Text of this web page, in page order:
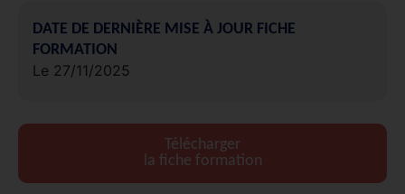
DATE DE DERNIÈRE MISE À JOUR FICHE
FORMATION
Le 27/11/2025
Télécharger
la fiche formation